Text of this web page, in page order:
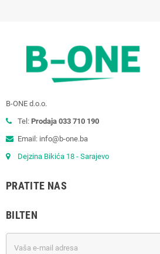
B-ONE d.o.o.
Tel: Prodaja 033 710 190
Email: info@b-one.ba
Dejzina Bikića 18 - Sarajevo
PRATITE NAS
BILTEN